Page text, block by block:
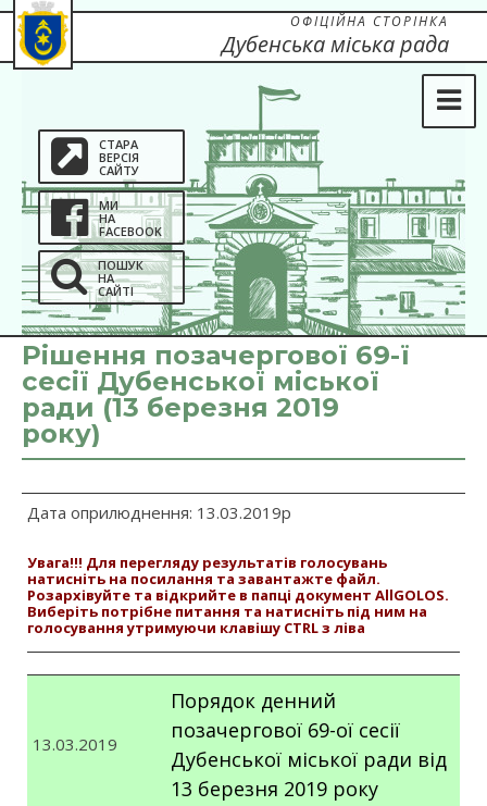
СТАРА
ВЕРСІЯ
САЙТУ
МИ
НА
FACEBOOK
ПОШУК
НА
САЙТІ
ОФІЦІЙНА СТОРІНКА
Дубенська міська рада
Рішення позачергової 69-ї
сесії Дубенської міської
ради (13 березня 2019
року)
Дата оприлюднення: 13.03.2019р
Увага!!! Для перегляду результатів голосувань
натисніть на посилання та завантажте файл.
Розархівуйте та відкрийте в папці документ AllGOLOS.
Виберіть потрібне питання та натисніть під ним на
голосування утримуючи клавішу CTRL з ліва
13.03.2019
Порядок денний
позачергової 69-ої сесії
Дубенської міської ради від
13 березня 2019 року